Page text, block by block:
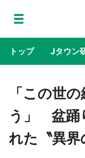
トップ Jタウン
地域×二次元
ア
ラ
「この世
う」 盆踊
れた〝異